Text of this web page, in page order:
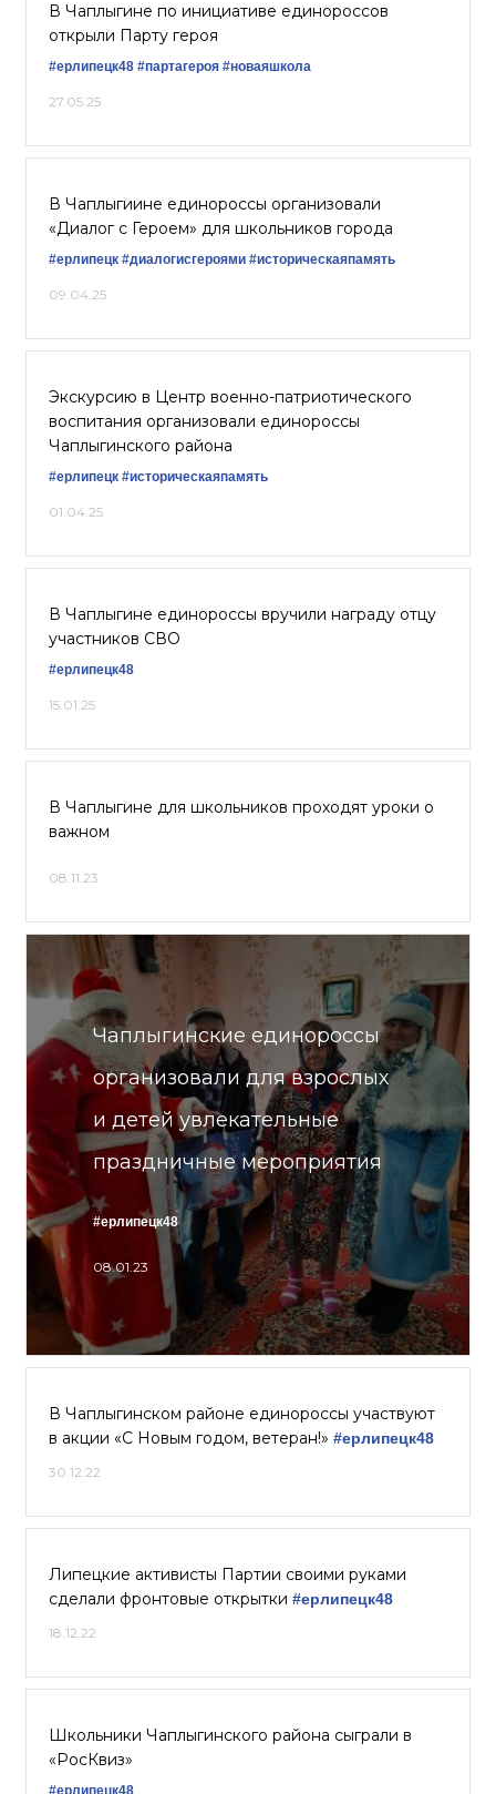
В Чаплыгине по инициативе единороссов
открыли Парту героя
#ерлипецк48 #партагероя #новаяшкола
27.05.25
В Чаплыгиине единороссы организовали
«Диалог с Героем» для школьников города
#ерлипецк #диалогисгероями #историческаяпамять
09.04.25
Экскурсию в Центр военно-патриотического
воспитания организовали единороссы
Чаплыгинского района
#ерлипецк #историческаяпамять
01.04.25
В Чаплыгине единороссы вручили награду отцу
участников СВО
#ерлипецк48
15.01.25
В Чаплыгине для школьников проходят уроки о
важном
08.11.23
Чаплыгинские единороссы
организовали для взрослых
и детей увлекательные
праздничные мероприятия
#ерлипецк48
08.01.23
В Чаплыгинском районе единороссы участвуют
в акции «С Новым годом, ветеран!» #ерлипецк48
30.12.22
Липецкие активисты Партии своими руками
сделали фронтовые открытки #ерлипецк48
18.12.22
Школьники Чаплыгинского района сыграли в
«РосКвиз»
#ерлипецк48